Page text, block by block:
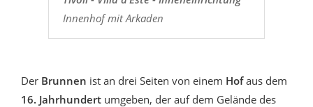
Innenhof mit Arkaden
Der Brunnen ist an drei Seiten von einem Hof​​aus dem
16. Jahrhundert umgeben, der auf dem Gelände des